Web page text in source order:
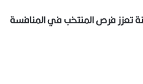
تعزز فرص المنتخب في المنافسة
يتحرك لضم إمام عاشور من الأهلي بعرض جديد